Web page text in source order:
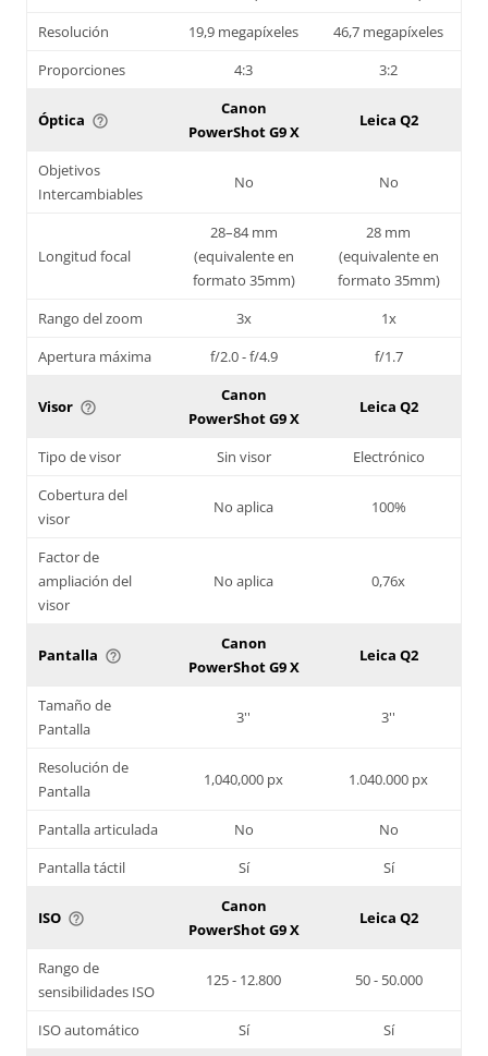
Resolución
19,9 megapíxeles
46,7 megapíxeles
Proporciones
4:3 3:2
Óptica help_outline
Canon
PowerShot G9 X
Leica Q2
Objetivos
Intercambiables
No No
Longitud focal
28–84 mm
(equivalente en
formato 35mm)
28 mm
(equivalente en
formato 35mm)
Rango del zoom
3x
1x
Apertura máxima
f/2.0 - f/4.9 f/1.7
Visor help_outline
Canon
PowerShot G9 X
Leica Q2
Tipo de visor Sin visor
Electrónico
Cobertura del
visor
No aplica 100%
Factor de
ampliación del
visor
No aplica 0,76x
Pantalla help_outline
Canon
PowerShot G9 X
Leica Q2
Tamaño de
Pantalla
3'' 3''
Resolución de
Pantalla
1,040,000 px 1.040.000 px
Pantalla articulada No
No
Pantalla táctil
Sí Sí
ISO help_outline
Canon
PowerShot G9 X
Leica Q2
Rango de
sensibilidades ISO
125 - 12.800 50 - 50.000
ISO automático Sí Sí